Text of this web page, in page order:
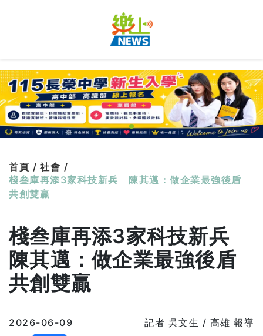
首頁 / 社會 /
棧叁庫再添3家科技新兵 陳其邁：做企業最強後盾
共創雙贏
棧叁庫再添3家科技新兵
陳其邁：做企業最強後盾
共創雙贏
2026-06-09 記者 吳文生 / 高雄 報導